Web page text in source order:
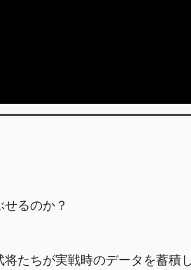
るのか？
たちが実戦時のデータを蓄積